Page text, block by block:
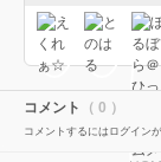
コメント （ 0 ）
コメントするにはログイン